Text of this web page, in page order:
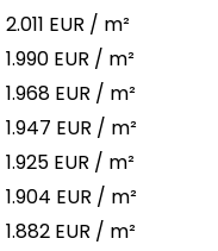
2.011 EUR / m²
1.990 EUR / m²
1.968 EUR / m²
1.947 EUR / m²
1.925 EUR / m²
1.904 EUR / m²
1.882 EUR / m²